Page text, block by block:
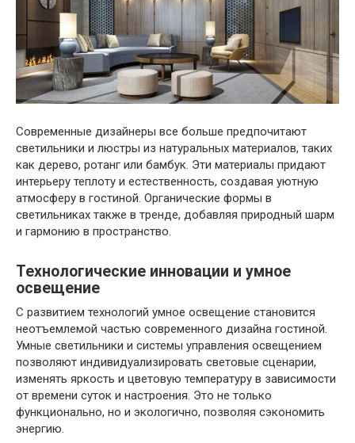
Современные дизайнеры все больше предпочитают
светильники и люстры из натуральных материалов, таких
как дерево, ротанг или бамбук. Эти материалы придают
интерьеру теплоту и естественность, создавая уютную
атмосферу в гостиной. Органические формы в
светильниках также в тренде, добавляя природный шарм
и гармонию в пространство.
Технологические инновации и умное
освещение
С развитием технологий умное освещение становится
неотъемлемой частью современного дизайна гостиной.
Умные светильники и системы управления освещением
позволяют индивидуализировать световые сценарии,
изменять яркость и цветовую температуру в зависимости
от времени суток и настроения. Это не только
функционально, но и экологично, позволяя сэкономить
энергию.